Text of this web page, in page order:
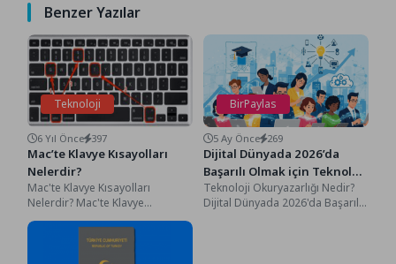
Benzer Yazılar
Teknoloji
6 Yıl Önce 397
Mac’te Klavye Kısayolları
Nelerdir?
Mac'te Klavye Kısayolları
Nelerdir? Mac'te Klavye
Kısayolları Nelerdir? Macbook
bilgisayarı ile neredeyse günün
yarısını birlikte...
BirPaylas
5 Ay Önce 269
Dijital Dünyada 2026’da
Başarılı Olmak için Teknoloji
Okuryazarlığı Nedir?
Teknoloji Okuryazarlığı Nedir?
Dijital Dünyada 2026'da Başarılı